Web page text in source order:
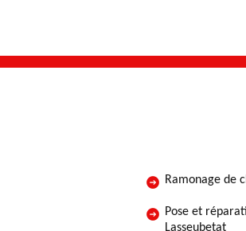
Ramonage de
Pose et
Lasseubetat